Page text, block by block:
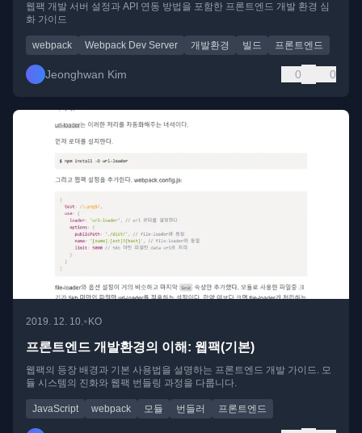
웹팩 개발 서버 설정과 API 연동 방법을 포함한 프론트엔드 개발 환경 심
화 가이드
webpack Webpack Dev Server 개발환경 빌드 프론트엔드
Jeonghwan Kim 0 0
2019. 12. 10.• KO
프론트엔드 개발환경의 이해: 웹팩(기본)
웹팩의 등장 배경과 기본 사용법을 설명하는 프론트엔드 개발 가이드. 모
듈 시스템의 진화와 웹팩 번들링 과정을 다룹니다.
JavaScript webpack 모듈 번들러 프론트엔드